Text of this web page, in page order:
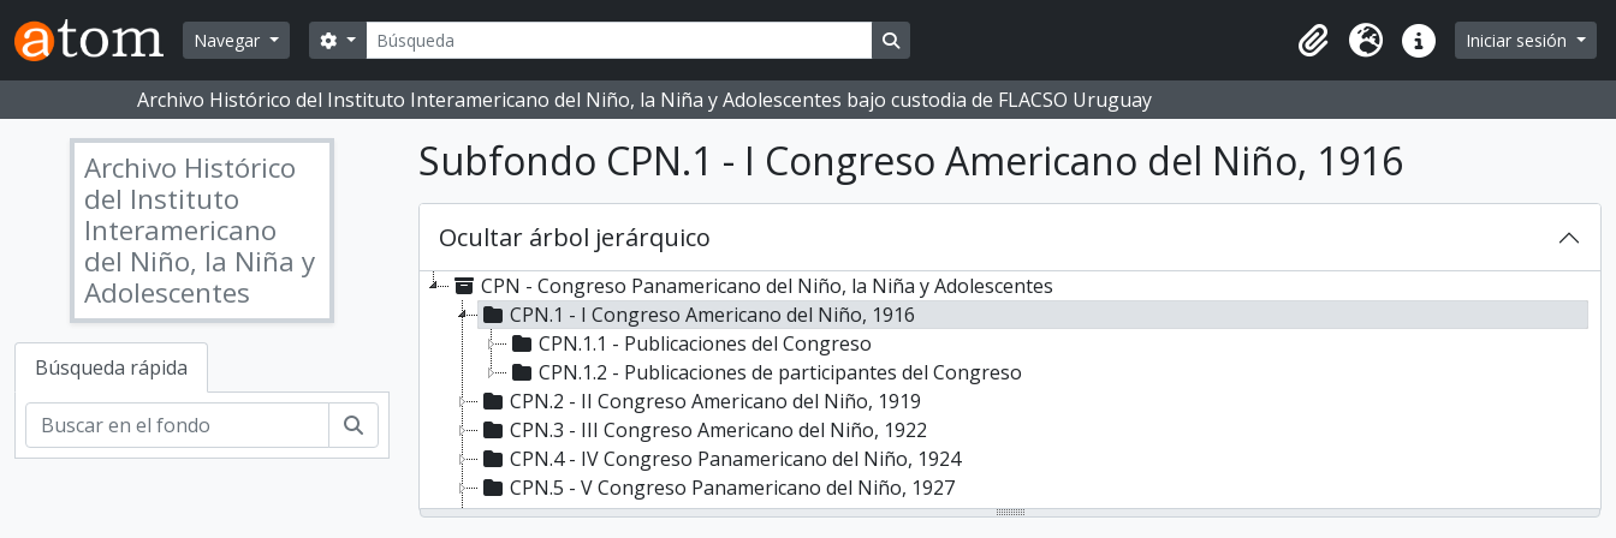
Skip to main content
Navegar
Buscar
Opciones de búsqueda
Portapapeles
Idioma Enlaces rápidos
Iniciar sesión
Archivo Histórico del Instituto Interamericano del Niño, la Niña y Adolescentes bajo custodia de FLACSO Uruguay
Archivo Histórico
del Instituto
Interamericano
del Niño, la Niña y
Adolescentes
Búsqueda rápida
Subfondo CPN.1 - I Congreso Americano del Niño, 1916
Ocultar árbol jerárquico
CPN - Congreso Panamericano del Niño, la Niña y Adolescentes
CPN.1 - I Congreso Americano del Niño, 1916
CPN.1.1 - Publicaciones del Congreso
CPN.1.2 - Publicaciones de participantes del Congreso
CPN.2 - II Congreso Americano del Niño, 1919
CPN.3 - III Congreso Americano del Niño, 1922
CPN.4 - IV Congreso Panamericano del Niño, 1924
CPN.5 - V Congreso Panamericano del Niño, 1927
CPN.6 - VI Congreso Panamericano del Niño, 1930